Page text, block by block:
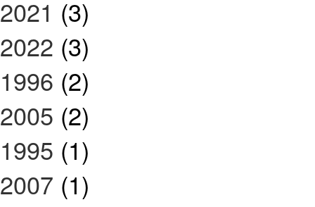
2021 (3)
2022 (3)
1996 (2)
2005 (2)
1995 (1)
2007 (1)